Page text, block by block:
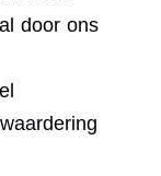
door ons